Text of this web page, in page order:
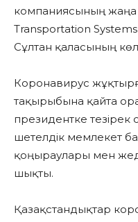
компаниясының жаңа
Transportation
Сұлтан қаласының
Коронавирус
тақырыбына қайта
президентке тезірек
шетелдік мемлекет
қоңыраулары мен
шықты.
Қазақстандықтар